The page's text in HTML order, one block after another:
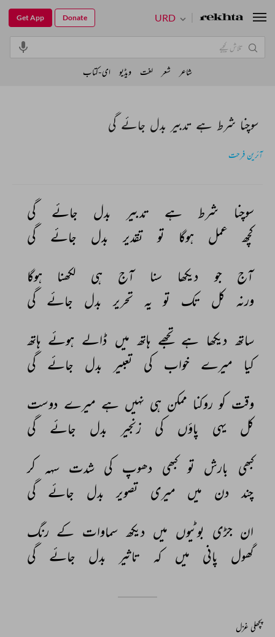
سوچنا شرط ہے تدبیر بدل جائے گی
آئرین فرحت
سوچنا شرط ہے تدبیر بدل جائے
گی
کچھ
عمل ہوگا تو تقدیر بدل جائے
گی
آج
جو دیکھا سنا آج ہی لکھنا
ہوگا
ورنہ
کل تک تو یہ تحریر بدل جائے گی
ساتھ دیکھا ہے تجھے ہاتھ میں ڈالے ہوئے ہاتھ
کیا
میرے خواب کی تعبیر بدل جائے
گی
وقت کو روکنا ممکن ہی نہیں ہے میرے دوست
کل
یہی پاؤں کی زنجیر بدل جائے
گی
کبھی بارش تو کبھی دھوپ کی شدت سہہ کر
چند
دن میں میری تصویر بدل جائے
گی
ان جڑی بوٹیوں میں دیکھ سماوات کے رنگ
گھول
پانی میں کہ تاثیر بدل جائے گی
پچھلی غزل
URD
Get App Donate
شاعر شعر لغت ویڈیو ای-کتاب